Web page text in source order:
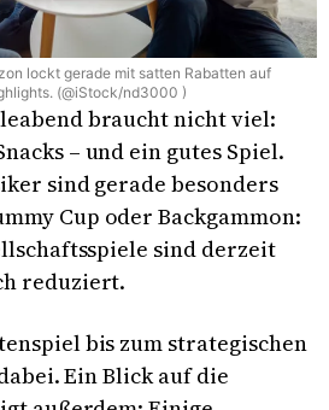
lockt gerade mit satten Rabatten auf
(@iStock/nd3000 )
braucht nicht viel:
– und ein gutes Spiel.
sind gerade besonders
Cup oder Backgammon:
sind derzeit
reduziert.
bis zum strategischen
Ein Blick auf die